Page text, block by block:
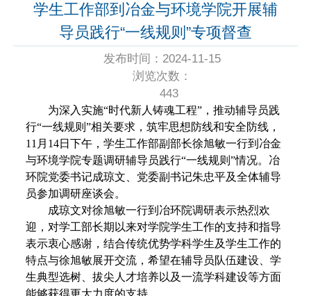
学生工作部到冶金与环境学院开展辅
导员践行“一线规则”专项督查
发布时间：2024-11-15
浏览次数：
443
为深入实施“时代新人铸魂工程”，推动辅导员践
行“一线规则”相关要求，筑牢思想防线和安全防线，
11 月 14日下午，学生工作部副部长徐旭敏一行到冶金
与环境学院专题调研辅导员践行“一线规则”情况。冶
环院党委书记成琼文、党委副书记朱忠平及全体辅导
员参加调研座谈会。
成琼文对徐旭敏一行到冶环院调研表示热烈欢
迎，对学工部长期以来对学院学生工作的支持和指导
表示衷心感谢，结合传统优势学科学生及学生工作的
特点与徐旭敏展开交流，希望在辅导员队伍建设、学
生典型选树、拔尖人才培养以及一流学科建设等方面
能够获得更大力度的支持。